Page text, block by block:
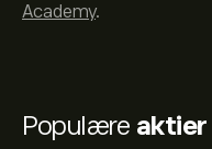
Populære aktier
Academy.